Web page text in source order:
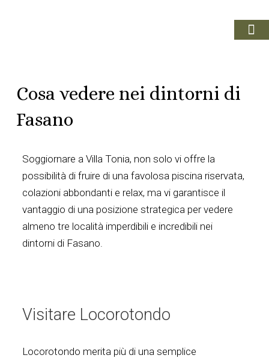
Cosa vedere nei dintorni di
Fasano
Soggiornare a Villa Tonia, non solo vi offre la
possibilità di fruire di una favolosa piscina riservata,
colazioni abbondanti e relax, ma vi garantisce il
vantaggio di una posizione strategica per vedere
almeno tre località imperdibili e incredibili nei
dintorni di Fasano.
Visitare Locorotondo
Locorotondo merita più di una semplice